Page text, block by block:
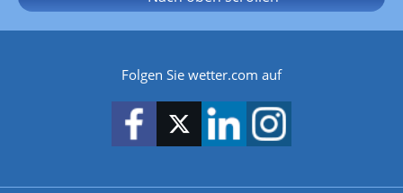
Folgen Sie wetter.com auf